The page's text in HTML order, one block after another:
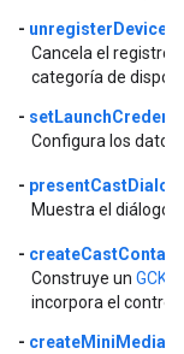
-
Cancela el registro
categoría de
-
Configura los
- presentCastDialog
Muestra el diálogo
-
Construye un
incorpora el
-